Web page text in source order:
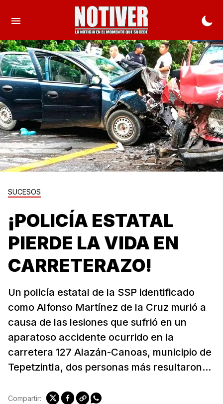
SUCESOS
¡POLICÍA ESTATAL
PIERDE LA VIDA EN
CARRETERAZO!
Un policía estatal de la SSP identificado
como Alfonso Martínez de la Cruz murió a
causa de las lesiones que sufrió en un
aparatoso accidente ocurrido en la
carretera 127 Alazán-Canoas, municipio de
Tepetzintla, dos personas más resultaron...
Compartir: